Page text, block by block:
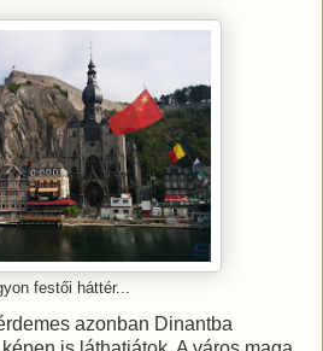
festői háttér...
azonban Dinantba